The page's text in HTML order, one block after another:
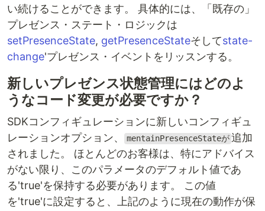
い続けることができます。 具体的には、「既存の」
プレゼンス・ステート・ロジックは
setPresenceState, getPresenceStateそしてstate-
change'プレゼンス・イベントをリッスンする。
新しいプレゼンス状態管理にはどのよ
うなコード変更が必要ですか？
SDKコンフィギュレーションに新しいコンフィギュ
レーションオプション、
mentainPresenceStateが 追加
されました。 ほとんどのお客様は、特にアドバイス
がない限り、このパラメータのデフォルト値であ
る'true'を保持する必要があります。 この値
を'true'に設定すると、上記のように現在の動作が保